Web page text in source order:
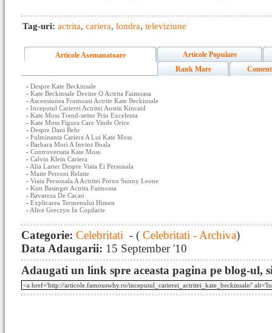
Tag-uri: actrita, cariera, londra, televiziune
Articole Asemanatoare
Articole Populare
Rank Mare
- Despre Kate Beckinsale
- Kate Beckinsale Devine O Actrita Faimoasa
- Ascensiunea Frumoasi Actrite Kate Beckinsale
- Inceputul Carierei Actritei Austin Kincaid
- Kate Moss Trend-setter Prin Excelenta
- Kate Moss Figura Care Vinde Orice
- Despre Dani Behr
- Fulminanta Cariera A Lui Kate Moss
- Barbara Mori A Invins Boala
- Controversata Kate Moss
- Calvin Klein Cariera
- Alia Larter Despre Viata Ei Personala
- Maite Perroni Relatie
- Viata Personala A Actritei Porno Sunny Leone
- Kim Basinger Actrita Faimoasa
- Bavareza De Cacao
- Explicarea Termenului Himen
- Alice Greczyn In Copilarie
Categorie: Celebritati - ( Celebritati - Archiva)
Data Adaugarii: 15 September '10
Adaugati un link spre aceasta pagina pe blog-ul,